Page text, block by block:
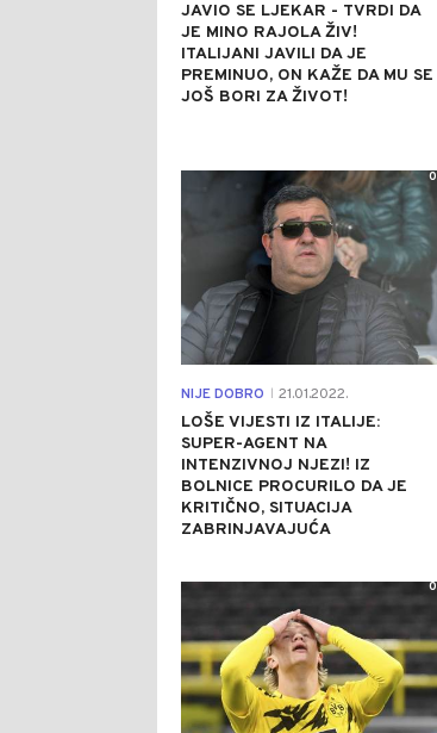
JAVIO SE LJEKAR - TVRDI DA
JE MINO RAJOLA ŽIV!
ITALIJANI JAVILI DA JE
PREMINUO, ON KAŽE DA MU SE
JOŠ BORI ZA ŽIVOT!
NIJE DOBRO 21.01.2022.
LOŠE VIJESTI IZ ITALIJE:
SUPER-AGENT NA
INTENZIVNOJ NJEZI! IZ
BOLNICE PROCURILO DA JE
KRITIČNO, SITUACIJA
ZABRINJAVAJUĆA
0
0